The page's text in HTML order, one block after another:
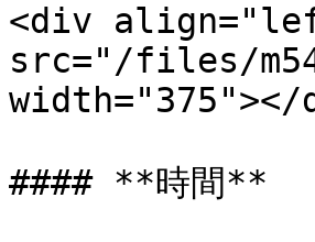
<div
src="/files/
width="375"></
#### **時間**